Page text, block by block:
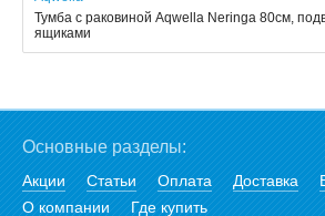
Тумба с раковиной Aqwella Neringa 80см,
ящиками
Основные разделы:
Акции Статьи Оплата Доставка
О компании
Где купить